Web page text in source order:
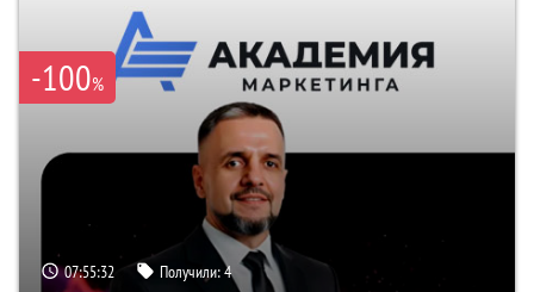
-100%
07:55:31 Получили:4